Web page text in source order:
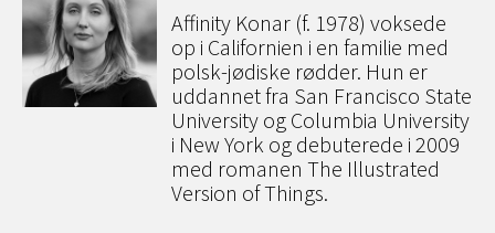
Affinity Konar (f. 1978) voksede
op i Californien i en familie med
polsk-jødiske rødder. Hun er
uddannet fra San Francisco State
University og Columbia University
i New York og debuterede i 2009
med romanen The Illustrated
Version of Things.